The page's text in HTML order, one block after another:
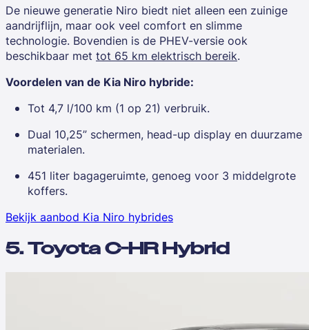
De nieuwe generatie Niro biedt niet alleen een zuinige
aandrijflijn, maar ook veel comfort en slimme
technologie. Bovendien is de PHEV-versie ook
beschikbaar met tot 65 km elektrisch bereik.
Voordelen van de Kia Niro hybride:
Tot 4,7 l/100 km (1 op 21) verbruik.
Dual 10,25” schermen, head-up display en duurzame
materialen.
451 liter bagageruimte, genoeg voor 3 middelgrote
koffers.
Bekijk aanbod Kia Niro hybrides
5. Toyota C-HR Hybrid